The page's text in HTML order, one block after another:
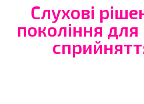
Слухові
покоління